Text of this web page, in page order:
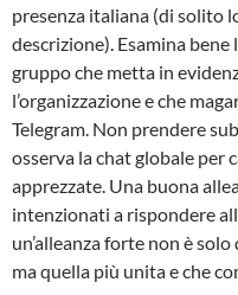
presenza italiana (di solito
descrizione). Esamina
gruppo che metta in
l’organizzazione e che
Telegram. Non prendere
osserva la chat globale per
apprezzate. Una buona
intenzionati a rispondere
un’alleanza forte non è
ma quella più unita e che